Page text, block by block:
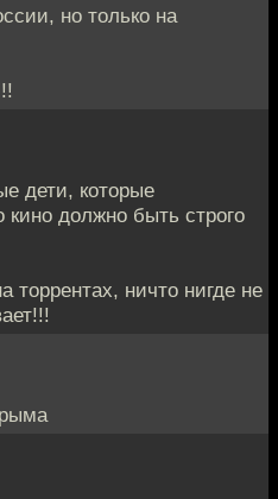
но только на
дети, которые
кино должно быть строго
торрентах, ничто нигде не